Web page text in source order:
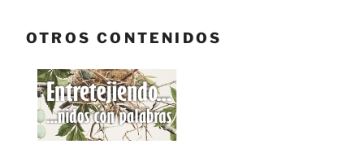
OTROS CONTENIDOS